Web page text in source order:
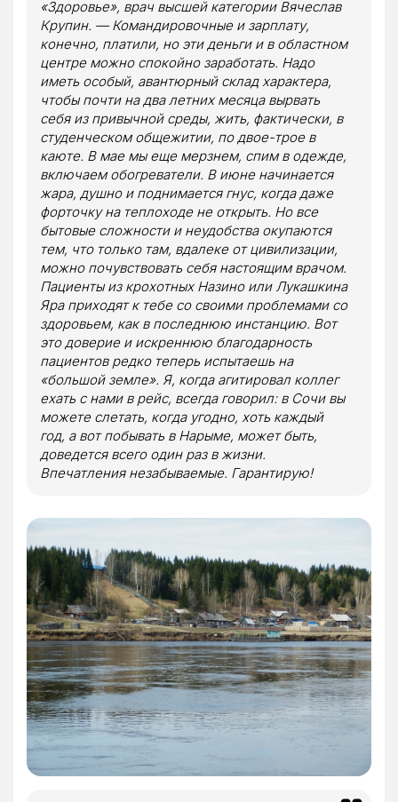
«Здоровье», врач высшей категории Вячеслав
Крупин. — Командировочные и зарплату,
конечно, платили, но эти деньги и в областном
центре можно спокойно заработать. Надо
иметь особый, авантюрный склад характера,
чтобы почти на два летних месяца вырвать
себя из привычной среды, жить, фактически, в
студенческом общежитии, по двое-трое в
каюте. В мае мы еще мерзнем, спим в одежде,
включаем обогреватели. В июне начинается
жара, душно и поднимается гнус, когда даже
форточку на теплоходе не открыть. Но все
бытовые сложности и неудобства окупаются
тем, что только там, вдалеке от цивилизации,
можно почувствовать себя настоящим врачом.
Пациенты из крохотных Назино или Лукашкина
Яра приходят к тебе со своими проблемами со
здоровьем, как в последнюю инстанцию. Вот
это доверие и искреннюю благодарность
пациентов редко теперь испытаешь на
«большой земле». Я, когда агитировал коллег
ехать с нами в рейс, всегда говорил: в Сочи вы
можете слетать, когда угодно, хоть каждый
год, а вот побывать в Нарыме, может быть,
доведется всего один раз в жизни.
Впечатления незабываемые. Гарантирую!